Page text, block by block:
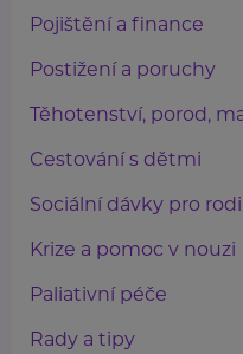
Pojištění a finance
Postižení a poruchy
Těhotenství, porod,
Cestování s dětmi
Sociální dávky pro
Krize a pomoc v nouzi
Paliativní péče
Rady a tipy